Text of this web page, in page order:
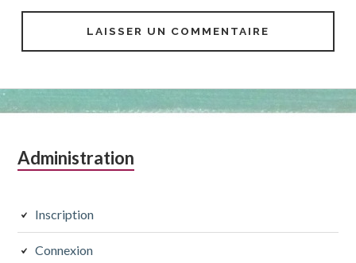
Colonne
subsidiaire
Administration
Inscription
Connexion